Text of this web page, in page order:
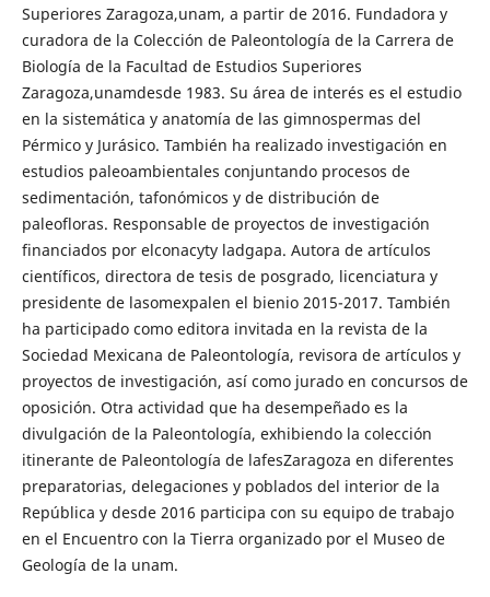
Superiores Zaragoza,unam, a partir de 2016. Fundadora y
curadora de la Colección de Paleontología de la Carrera de
Biología de la Facultad de Estudios Superiores
Zaragoza,unamdesde 1983. Su área de interés es el estudio
en la sistemática y anatomía de las gimnospermas del
Pérmico y Jurásico. También ha realizado investigación en
estudios paleoambientales conjuntando procesos de
sedimentación, tafonómicos y de distribución de
paleofloras. Responsable de proyectos de investigación
financiados por elconacyty ladgapa. Autora de artículos
científicos, directora de tesis de posgrado, licenciatura y
presidente de lasomexpalen el bienio 2015-2017. También
ha participado como editora invitada en la revista de la
Sociedad Mexicana de Paleontología, revisora de artículos y
proyectos de investigación, así como jurado en concursos de
oposición. Otra actividad que ha desempeñado es la
divulgación de la Paleontología, exhibiendo la colección
itinerante de Paleontología de lafesZaragoza en diferentes
preparatorias, delegaciones y poblados del interior de la
República y desde 2016 participa con su equipo de trabajo
en el Encuentro con la Tierra organizado por el Museo de
Geología de la unam.